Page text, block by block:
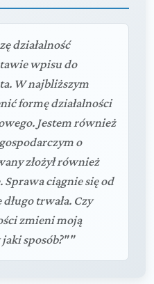
działalność
wpisu do
W najbliższym
formę działalności
Jestem również
o
złożył również
ciągnie się od
trwała. Czy
zmieni moją
sposób?""